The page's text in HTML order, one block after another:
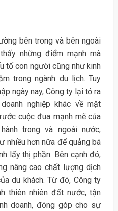
bên trong và bên ngoài
những điểm mạnh mà
tố con người cũng như kinh
trong ngành du lịch. Tuy
ngày nay, Công ty lại tỏ ra
nghiệp khác về mặt
cuộc đua mạnh mẽ của
trong và ngoài nước,
nhiều hơn nữa để quảng bá
lấy thị phần. Bên cạnh đó,
nâng cao chất lượng dịch
du khách. Từ đó, Công ty
thiên nhiên đất nước, tận
doanh, đóng góp cho sự